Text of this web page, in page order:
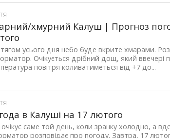
хмурний Калуш | Прогноз
усього дня небо буде вкрите хмарами.
Очікується дрібний дощ, який ввечері
повітря коливатиметься від +7 до...
в Калуші на 17 лютого
саме той день, коли зранку холодно, а
розповідає про погоду. Завтра, 17